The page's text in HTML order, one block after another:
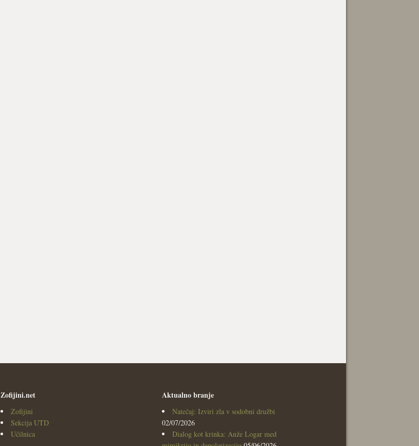
Zofijini.net
Zofijini
Sekcija UTD
Učilnica
Aktualno branje
Natečaj: Izviri zla v sodobni družbi
02/07/2026
Dialog kot krinka: Anže Logar med